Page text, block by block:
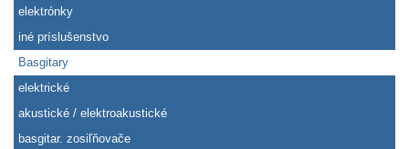
elektrónky
iné príslušenstvo
Basgitary
elektrické
akustické / elektroakustické
basgitar. zosiľňovače